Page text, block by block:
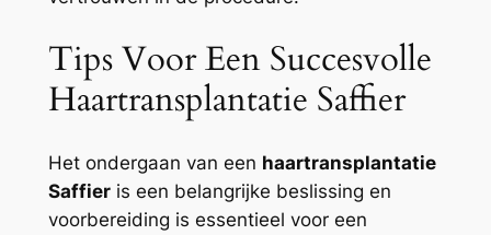
Tips Voor Een Succesvolle
Haartransplantatie Saffier
Het ondergaan van een haartransplantatie
Saffieris een belangrijke beslissing en
voorbereiding is essentieel voor een